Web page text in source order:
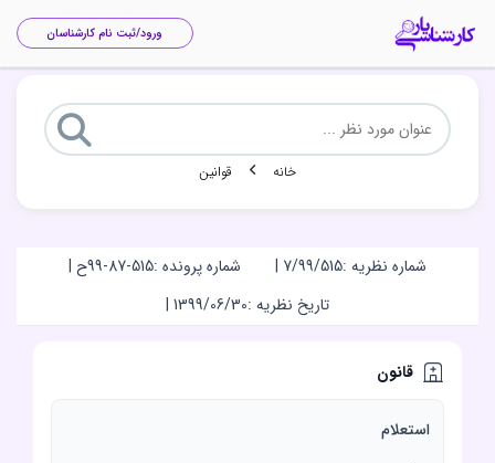
ورود/ثبت نام کارشناسان
خانه قوانین
شماره نظریه :7/99/515
| شماره پرونده :99-87-515ح
|
تاریخ نظریه :1399/06/30
|
قانون
استعلام